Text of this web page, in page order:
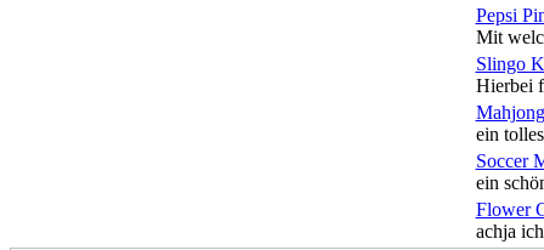
Pepsi
Mit
Slingo
Hierbei
ein
Soccer
ein
Flower
achja